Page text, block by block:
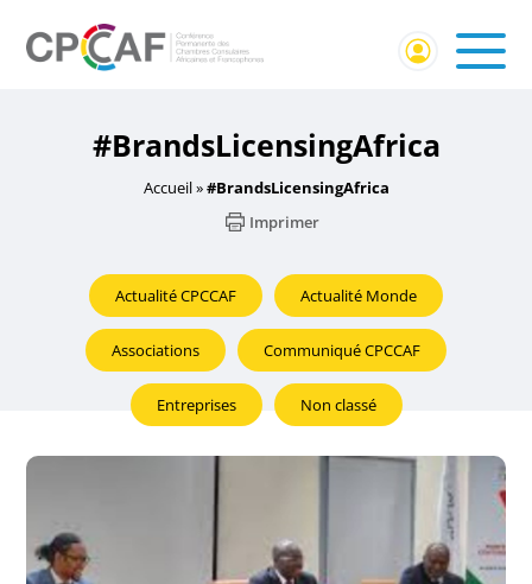
#BrandsLicensingAfrica
Accueil»#BrandsLicensingAfrica
Imprimer
Actualité CPCCAF Actualité Monde
Associations Communiqué CPCCAF
Entreprises Non classé